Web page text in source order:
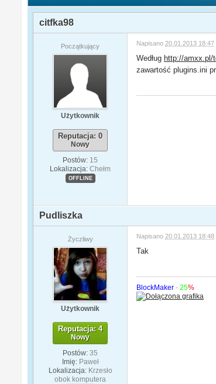
citfka98
Początkujący
Użytkownik
Reputacja: 0
Nowy
Postów: 15
Lokalizacja: Chełm
OFFLINE
Napisano 20.01.2013 18:47
Według http://amxx.pl/
zawartość plugins.ini
Pudliszka
Życzliwy
Użytkownik
Reputacja: 4
Nowy
Postów: 35
Imię: Paweł
Lokalizacja: Krzesło
obok komputera
Napisano 20.01.2013 18:48
Tak
BlockMaker -25%